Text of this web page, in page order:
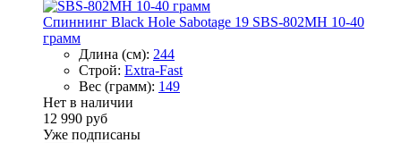
Спиннинг Black Hole Sabotage 19 SBS-802MH 10-40
грамм
Длина (см): 244
Строй: Extra-Fast
Вес (грамм): 149
Нет в наличии
12 990 руб
Уже подписаны